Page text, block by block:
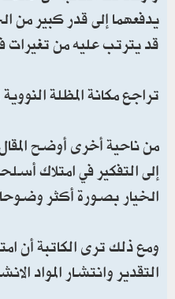
يدفعهما إلى قدر كبير من
قد يترتب عليه من تغيرات
تراجع مكانة المظلة النووية
من ناحية أخرى أوضح
إلى التفكير في امتلاك
الخيار بصورة أكثر
ومع ذلك ترى الكاتبة أن
التقدير وانتشار المواد